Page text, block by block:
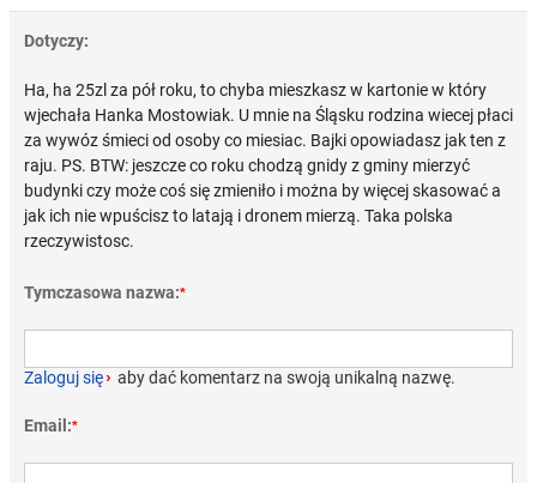
Dotyczy:
Ha, ha 25zl za pół roku, to chyba mieszkasz w kartonie w który
wjechała Hanka Mostowiak. U mnie na Śląsku rodzina wiecej płaci
za wywóz śmieci od osoby co miesiac. Bajki opowiadasz jak ten z
raju. PS. BTW: jeszcze co roku chodzą gnidy z gminy mierzyć
budynki czy może coś się zmieniło i można by więcej skasować a
jak ich nie wpuścisz to latają i dronem mierzą. Taka polska
rzeczywistosc.
Tymczasowa nazwa:*
Zaloguj się› aby dać komentarz na swoją unikalną nazwę.
Email:*